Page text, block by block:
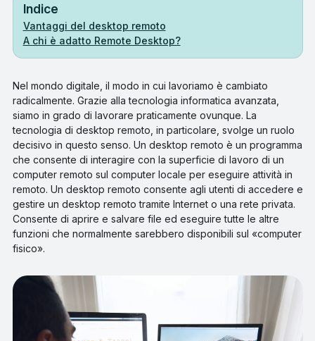
Indice
Vantaggi del desktop remoto
A chi è adatto Remote Desktop?
Nel mondo digitale, il modo in cui lavoriamo è cambiato
radicalmente. Grazie alla tecnologia informatica avanzata,
siamo in grado di lavorare praticamente ovunque. La
tecnologia di desktop remoto, in particolare, svolge un ruolo
decisivo in questo senso. Un desktop remoto è un programma
che consente di interagire con la superficie di lavoro di un
computer remoto sul computer locale per eseguire attività in
remoto. Un desktop remoto consente agli utenti di accedere e
gestire un desktop remoto tramite Internet o una rete privata.
Consente di aprire e salvare file ed eseguire tutte le altre
funzioni che normalmente sarebbero disponibili sul «computer
fisico».